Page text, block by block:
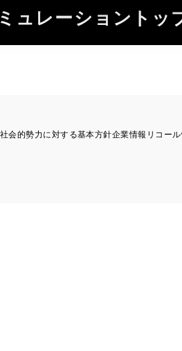
ュレーショントッ
会的勢力に対する基本方針企業情報 リコー